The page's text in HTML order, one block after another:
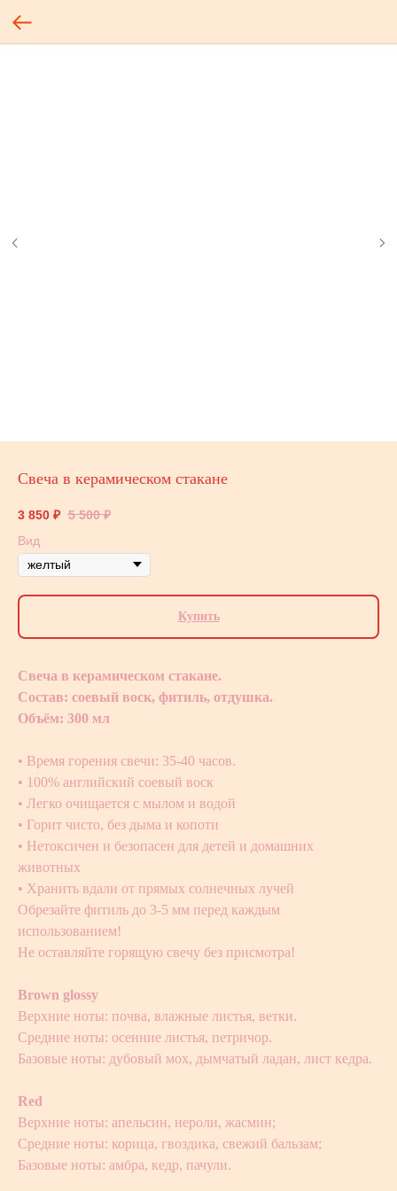
Свеча в керамическом стакане
3 850 ₽ 5 500 ₽
Вид
Купить
Свеча в керамическом стакане.
Состав: соевый воск, фитиль, отдушка.
Объём: 300 мл
• Время горения свечи: 35-40 часов.
• 100% английский соевый воск
• Легко очищается с мылом и водой
• Горит чисто, без дыма и копоти
• Нетоксичен и безопасен для детей и домашних
животных
• Хранить вдали от прямых солнечных лучей
Обрезайте фитиль до 3-5 мм перед каждым
использованием!
Не оставляйте горящую свечу без присмотра!
Brown glossy
Верхние ноты: почва, влажные листья, ветки.
Средние ноты: осенние листья, петричор.
Базовые ноты: дубовый мох, дымчатый ладан, лист кедра.
Red
Верхние ноты: апельсин, нероли, жасмин;
Средние ноты: корица, гвоздика, cвежий бальзам;
Базовые ноты: амбра, кедр, пачули.